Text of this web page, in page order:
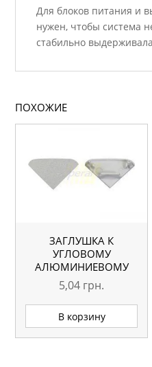
Для блоков питания и
нужен, чтобы система
стабильно
ПОХОЖИЕ
ЗАГЛУШКА К
УГЛОВОМУ
АЛЮМИНИЕВОМУ
ПРОФИЛЮ LED
5,04 грн.
В корзину